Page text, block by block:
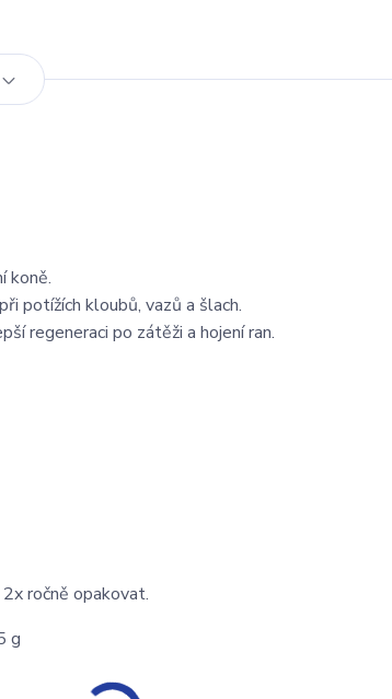
koně.
potížích kloubů, vazů a šlach.
regeneraci po zátěži a hojení ran.
ročně opakovat.
g